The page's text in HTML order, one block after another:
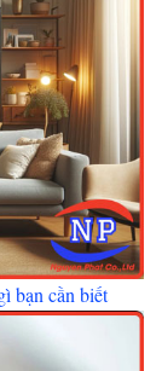
bạn cần biết